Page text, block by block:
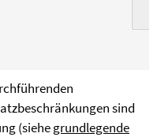
sind
(siehegrundlegende